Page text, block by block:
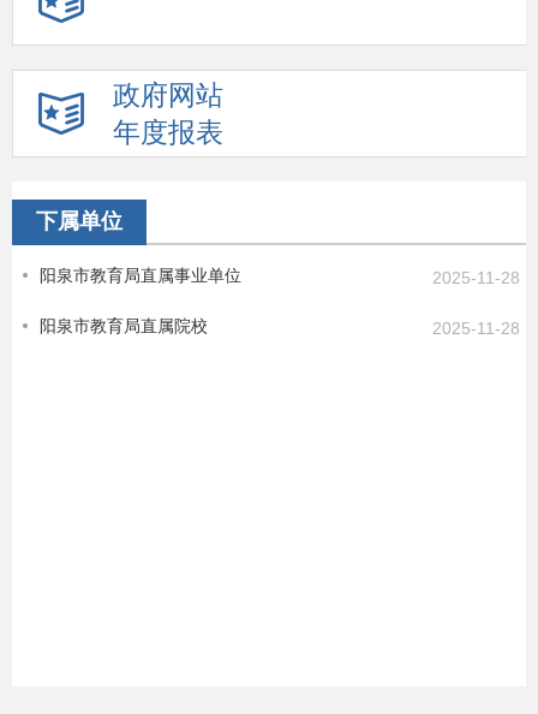
政府网站
年度报表
下属单位
阳泉市教育局直属事业单位 2025-11-28
阳泉市教育局直属院校 2025-11-28